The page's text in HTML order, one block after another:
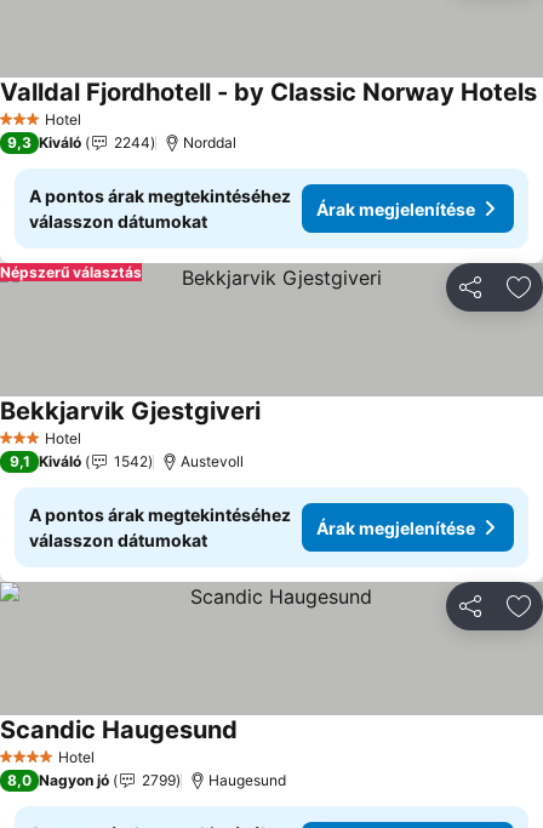
3 Kategória
Hotel
Valldal Fjordhotell - by Classic Norway Hotels
9,3 Kiváló 2244 Norddal
A pontos árak megtekintéséhez
válasszon dátumokat
Árak megjelenítése
Népszerű választás
3 Kategória
Hotel
Bekkjarvik Gjestgiveri
9,1 Kiváló 1542 Austevoll
A pontos árak megtekintéséhez
válasszon dátumokat
Árak megjelenítése
4 KategóriaHotel
Scandic Haugesund
8,0 Nagyon jó 2799 Haugesund